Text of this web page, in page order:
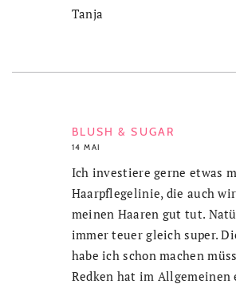
Tanja
BLUSH & SUGAR
14 MAI
Ich investiere gerne etwas
Haarpflegelinie, die auch
meinen Haaren gut tut.
immer teuer gleich super.
habe ich schon machen
Redken hat im Allgemeinen